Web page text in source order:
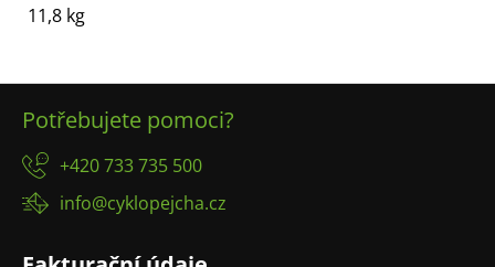
11,8 kg
Z
Potřebujete pomoci?
+420 733 735 500
info@cyklopejcha.cz